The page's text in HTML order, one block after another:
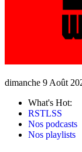
dimanche 9 Août
What's Hot:
RSTLSS
Nos podcasts
Nos playlists